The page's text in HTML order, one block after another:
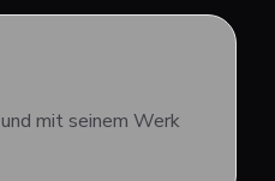
mit seinem Werk